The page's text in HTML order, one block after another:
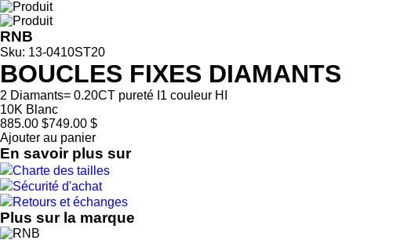
RNB
Sku: 13-0410ST20
BOUCLES FIXES DIAMANTS
2 Diamants= 0.20CT pureté I1 couleur HI
10K Blanc
885.00 $749.00 $
Ajouter au panier
En savoir plus sur
Charte des tailles
Sécurité d'achat
Retours et échanges
Plus sur la marque